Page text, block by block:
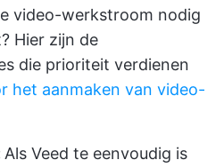
video-werkstroom nodig
Hier zijn de
die prioriteit verdienen
het aanmaken van video-
Als Veed te eenvoudig is